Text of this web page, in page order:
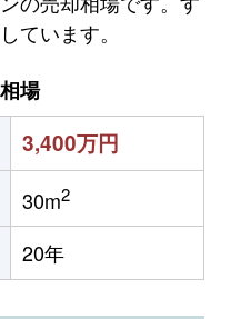
ています。
場
3,400万円
30m2
20年